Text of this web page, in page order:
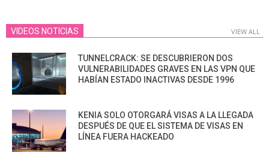
VIDEOS NOTICIAS VIEW ALL
TUNNELCRACK: SE DESCUBRIERON DOS
VULNERABILIDADES GRAVES EN LAS VPN QUE
HABÍAN ESTADO INACTIVAS DESDE 1996
KENIA SOLO OTORGARÁ VISAS A LA LLEGADA
DESPUÉS DE QUE EL SISTEMA DE VISAS EN
LÍNEA FUERA HACKEADO